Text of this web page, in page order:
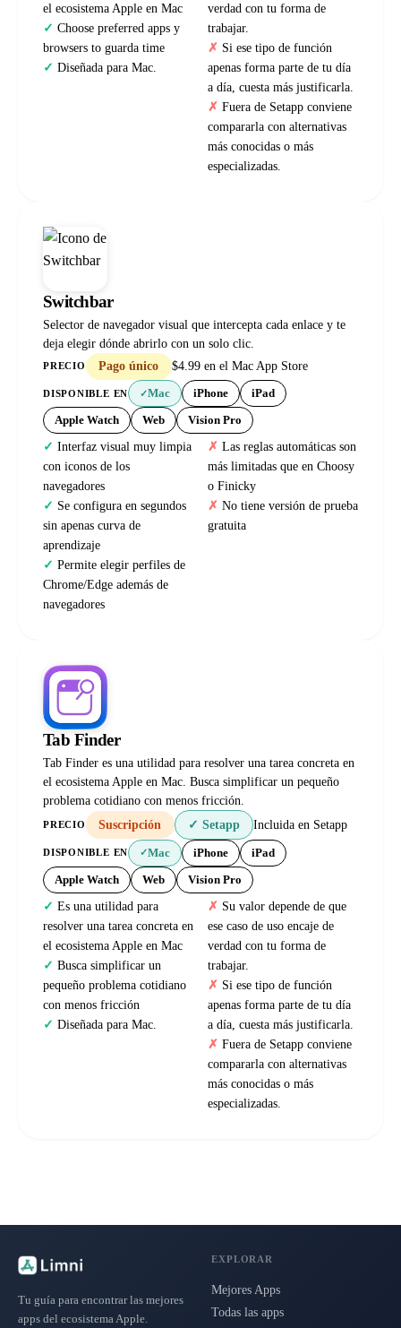
el ecosistema Apple en Mac
Choose preferred apps y
browsers to guarda time
Diseñada para Mac.
verdad con tu forma de
trabajar.
Si ese tipo de función
apenas forma parte de tu día
a día, cuesta más justificarla.
Fuera de Setapp conviene
compararla con alternativas
más conocidas o más
especializadas.
Switchbar
Selector de navegador visual que intercepta cada enlace y te
deja elegir dónde abrirlo con un solo clic.
PRECIO Pago único $4.99 en el Mac App Store
DISPONIBLE EN ✓Mac iPhone iPad
Apple Watch Web Vision Pro
Interfaz visual muy limpia
con iconos de los
navegadores
Se configura en segundos
sin apenas curva de
aprendizaje
Permite elegir perfiles de
Chrome/Edge además de
navegadores
Las reglas automáticas son
más limitadas que en Choosy
o Finicky
No tiene versión de prueba
gratuita
Tab Finder
Tab Finder es una utilidad para resolver una tarea concreta en
el ecosistema Apple en Mac. Busca simplificar un pequeño
problema cotidiano con menos fricción.
PRECIO Suscripción ✓ Setapp Incluida en Setapp
DISPONIBLE EN ✓Mac iPhone iPad
Apple Watch Web Vision Pro
Es una utilidad para
resolver una tarea concreta en
el ecosistema Apple en Mac
Busca simplificar un
pequeño problema cotidiano
con menos fricción
Diseñada para Mac.
Su valor depende de que
ese caso de uso encaje de
verdad con tu forma de
trabajar.
Si ese tipo de función
apenas forma parte de tu día
a día, cuesta más justificarla.
Fuera de Setapp conviene
compararla con alternativas
más conocidas o más
especializadas.
Tu guía para encontrar las mejores
apps del ecosistema Apple.
EXPLORAR
Mejores Apps
Todas las apps